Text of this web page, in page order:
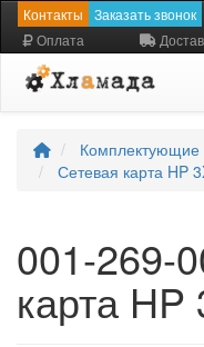
Контакты Заказать звонок
Оплата
Комплектующие
Сетевая карта HP
001-269-
карта HP